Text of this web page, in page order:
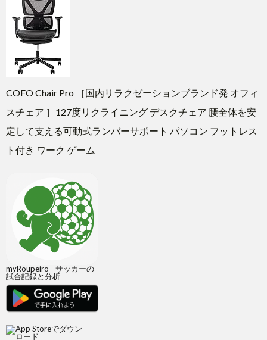
COFO Chair Pro ［国内リラクゼーションブランド発 オフィ
スチェア ］127度リクライニング デスクチェア 腰全体を安
定して支える可動式ランバーサポート パソコン フットレス
ト付き ワーク ゲーム
myRoupeiro - サッカーの
試合記録と分析